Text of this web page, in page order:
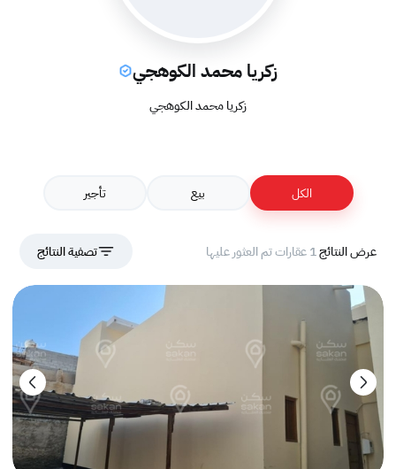
زكريا محمد الكوهجي
زكريا محمد الكوهجي
الكل بيع تأجير
عرض النتائج1 عقارات تم العثور عليها تصفية النتائج